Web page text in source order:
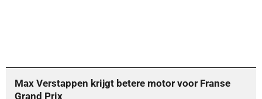
Max Verstappen krijgt betere motor voor Franse
Grand Prix